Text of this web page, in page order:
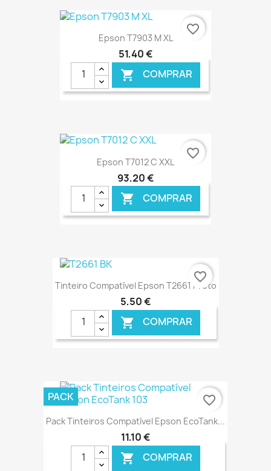
Epson T7903 M XL
51,40 €
 COMPRAR
€ ONLINE
favorite_border
Epson T7012 C XXL
93,20 €
 COMPRAR
€ ONLINE
favorite_border
Tinteiro Compatível Epson T2661 Preto
5,50 €
 COMPRAR
€ ONLINE
favorite_border
Pack Tinteiros Compatível Epson EcoTank...
11,10 €
 COMPRAR
PACK favorite_border